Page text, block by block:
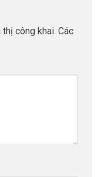
công khai. Các